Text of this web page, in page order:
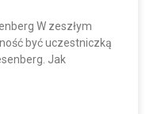
W zeszłym
być uczestniczką
Jak